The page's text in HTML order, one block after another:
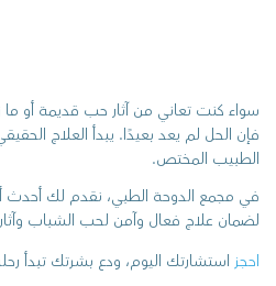
سواء كنت تعاني من آثار حب قديمة أو
فإن الحل لم يعد بعيدًا. يبدأ العلاج
الطبيب المختص.
في مجمع الدوحة الطبي، نقدم لك أحدث
لضمان علاج فعال وآمن لحب الشباب
احجز استشارتك اليوم، ودع بشرتك تبدأ